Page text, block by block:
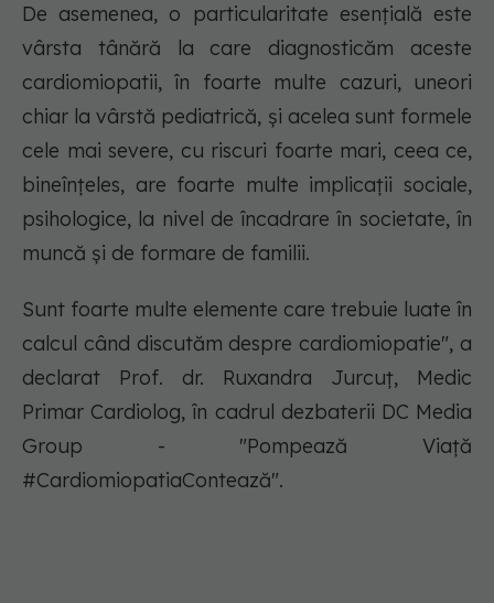
De asemenea, o particularitate esențială este
vârsta tânără la care diagnosticăm aceste
cardiomiopatii, în foarte multe cazuri, uneori
chiar la vârstă pediatrică, și acelea sunt formele
cele mai severe, cu riscuri foarte mari, ceea ce,
bineînțeles, are foarte multe implicații sociale,
psihologice, la nivel de încadrare în societate, în
muncă și de formare de familii.
Sunt foarte multe elemente care trebuie luate în
calcul când discutăm despre cardiomiopatie", a
declarat Prof. dr. Ruxandra Jurcuț, Medic
Primar Cardiolog, în cadrul dezbaterii DC Media
Group - "Pompează Viață
#CardiomiopatiaContează".